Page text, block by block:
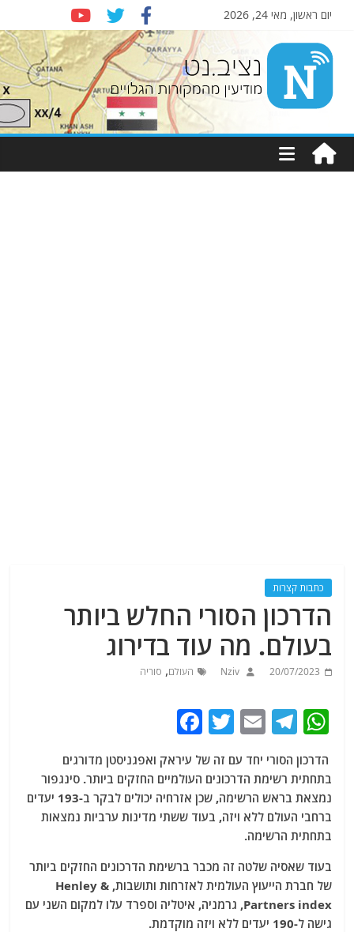
יום ראשון, מאי 24, 2026
Nziv.net
מודיעין
מהמקורות
כתבות קצרות
הדרכון הסורי החלש ביותר
בעולם. מה עוד בדירוג
20/07/2023
Nziv העולם, סוריה
W
at
s
A
p
p
T
e
g
ra
m
E
ai
l
T
w
itt
er
c
e
b
o
k
הדרכון הסורי יחד עם זה של עיראק ואפגניסטן מדורגים
בתחתית רשימת הדרכונים העולמיים החזקים ביותר. סינגפור
נמצאת בראש הרשימה, שכן אזרחיה יכולים לבקר ב-193 יעדים
ברחבי העולם ללא ויזה, בעוד ששתי מדינות ערביות נמצאות
בתחתית הרשימה.
בעוד שאסיה שלטה זה מכבר ברשימת הדרכונים החזקים ביותר
של חברת הייעוץ העולמית לאזרחות ותושבות, Henley &
Partners index, גרמניה, איטליה וספרד עלו למקום השני עם
גישה ל-190 יעדים ללא ויזה מוקדמת.